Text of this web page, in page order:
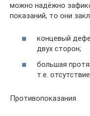
можно надёжно
показаний, то они
концевый
двух сторон;
большая
т.е.
Противопоказания